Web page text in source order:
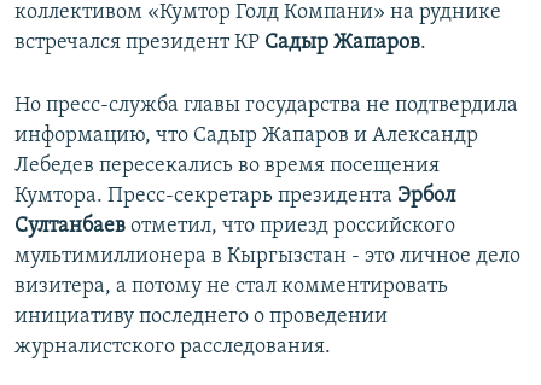
коллективом «Кумтор Голд Компани» на руднике
встречался президент КР Садыр Жапаров.
Но пресс-служба главы государства не подтвердила
информацию, что Садыр Жапаров и Александр
Лебедев пересекались во время посещения
Кумтора. Пресс-секретарь президента Эрбол
Султанбаев отметил, что приезд российского
мультимиллионера в Кыргызстан - это личное дело
визитера, а потому не стал комментировать
инициативу последнего о проведении
журналистского расследования.